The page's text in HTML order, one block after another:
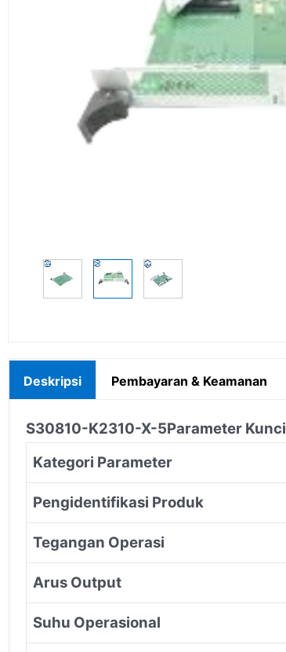
Deskripsi Pembayaran & Keamanan
S30810-K2310-X-5Parameter Kunci
Kategori Parameter
Pengidentifikasi Produk
Tegangan Operasi
Arus Output
Suhu Operasional